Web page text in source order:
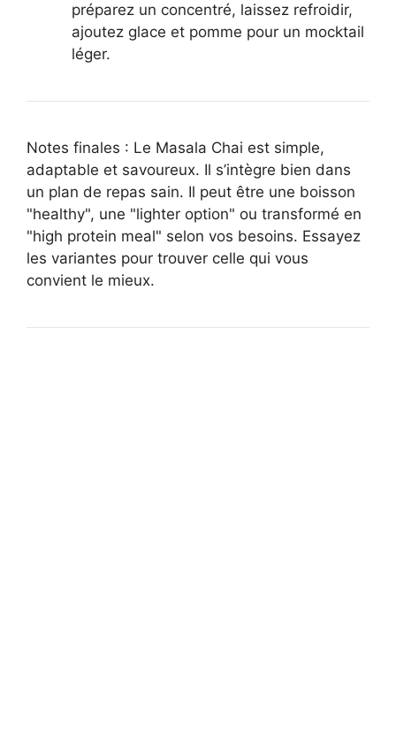
préparez un concentré, laissez refroidir,
ajoutez glace et pomme pour un mocktail
léger.
Notes finales : Le Masala Chai est simple,
adaptable et savoureux. Il s’intègre bien dans
un plan de repas sain. Il peut être une boisson
"healthy", une "lighter option" ou transformé en
"high protein meal" selon vos besoins. Essayez
les variantes pour trouver celle qui vous
convient le mieux.